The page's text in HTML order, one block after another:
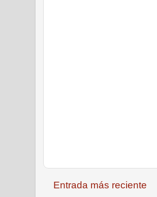
Entrada más reciente